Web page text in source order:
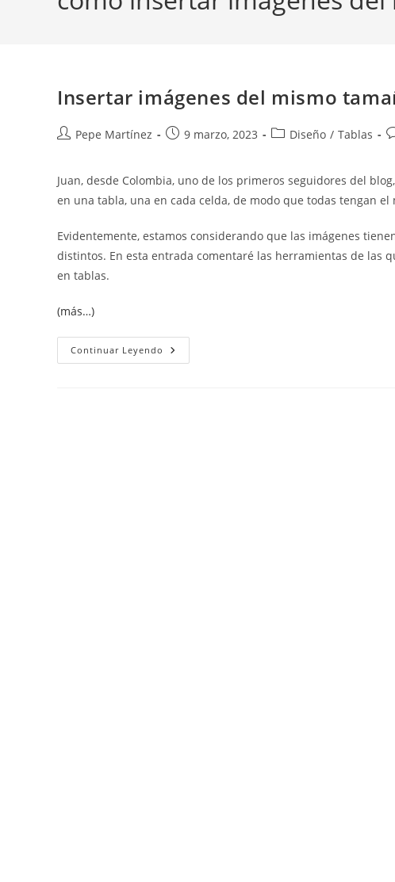
Insertar imágenes del mismo
Autor
entrada:
Pepe Martínez
Publicación
entrada:
9 marzo, 2023
Categoría
entrada:
Diseño / Tablas
Juan, desde Colombia, uno de los primeros seguidores del
en una tabla, una en cada celda, de modo que todas tengan el
Evidentemente, estamos considerando que las imágenes
distintos. En esta entrada comentaré las herramientas de las
en tablas.
(más…)
Continuar Leyendo Insertar
Imágenes